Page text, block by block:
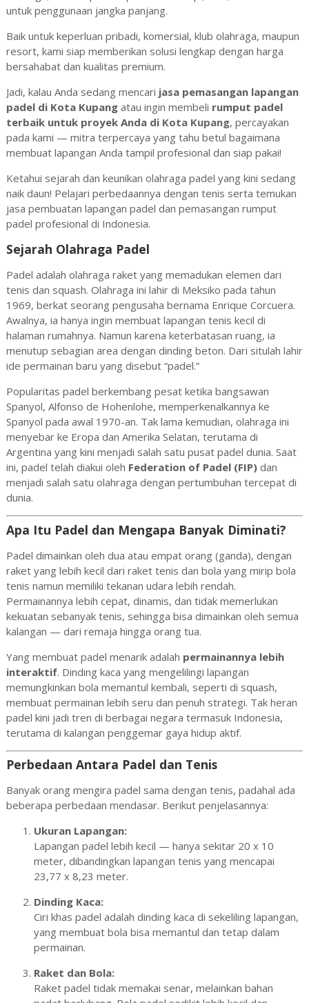
untuk penggunaan jangka panjang.
Baik untuk keperluan pribadi, komersial, klub olahraga, maupun
resort, kami siap memberikan solusi lengkap dengan harga
bersahabat dan kualitas premium.
Jadi, kalau Anda sedang mencari jasa pemasangan lapangan
padel di Kota Kupangatau ingin membeli rumput padel
terbaik untuk proyek Anda di Kota Kupang, percayakan
pada kami — mitra terpercaya yang tahu betul bagaimana
membuat lapangan Anda tampil profesional dan siap pakai!
Ketahui sejarah dan keunikan olahraga padel yang kini sedang
naik daun! Pelajari perbedaannya dengan tenis serta temukan
jasa pembuatan lapangan padel dan pemasangan rumput
padel profesional di Indonesia.
Sejarah Olahraga Padel
Padel adalah olahraga raket yang memadukan elemen dari
tenis dan squash. Olahraga ini lahir di Meksiko pada tahun
1969, berkat seorang pengusaha bernama Enrique Corcuera.
Awalnya, ia hanya ingin membuat lapangan tenis kecil di
halaman rumahnya. Namun karena keterbatasan ruang, ia
menutup sebagian area dengan dinding beton. Dari situlah lahir
ide permainan baru yang disebut “padel.”
Popularitas padel berkembang pesat ketika bangsawan
Spanyol, Alfonso de Hohenlohe, memperkenalkannya ke
Spanyol pada awal 1970-an. Tak lama kemudian, olahraga ini
menyebar ke Eropa dan Amerika Selatan, terutama di
Argentina yang kini menjadi salah satu pusat padel dunia. Saat
ini, padel telah diakui oleh Federation of Padel (FIP)dan
menjadi salah satu olahraga dengan pertumbuhan tercepat di
dunia.
Apa Itu Padel dan Mengapa Banyak Diminati?
Padel dimainkan oleh dua atau empat orang (ganda), dengan
raket yang lebih kecil dari raket tenis dan bola yang mirip bola
tenis namun memiliki tekanan udara lebih rendah.
Permainannya lebih cepat, dinamis, dan tidak memerlukan
kekuatan sebanyak tenis, sehingga bisa dimainkan oleh semua
kalangan — dari remaja hingga orang tua.
Yang membuat padel menarik adalah permainannya lebih
interaktif. Dinding kaca yang mengelilingi lapangan
memungkinkan bola memantul kembali, seperti di squash,
membuat permainan lebih seru dan penuh strategi. Tak heran
padel kini jadi tren di berbagai negara termasuk Indonesia,
terutama di kalangan penggemar gaya hidup aktif.
Perbedaan Antara Padel dan Tenis
Banyak orang mengira padel sama dengan tenis, padahal ada
beberapa perbedaan mendasar. Berikut penjelasannya:
Ukuran Lapangan:
Lapangan padel lebih kecil — hanya sekitar 20 x 10
meter, dibandingkan lapangan tenis yang mencapai
23,77 x 8,23 meter.
Dinding Kaca:
Ciri khas padel adalah dinding kaca di sekeliling lapangan,
yang membuat bola bisa memantul dan tetap dalam
permainan.
Raket dan Bola:
Raket padel tidak memakai senar, melainkan bahan